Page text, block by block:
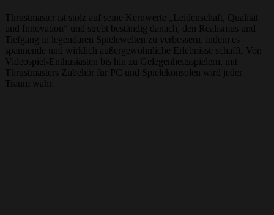
Thrustmaster ist stolz auf seine Kernwerte „Leidenschaft, Qualität
und Innovation“ und strebt beständig danach, den Realismus und
Tiefgang in legendären Spielewelten zu verbessern, indem es
spannende und wirklich außergewöhnliche Erlebnisse schafft. Von
Videospiel-Enthusiasten bis hin zu Gelegenheitsspielern, mit
Thrustmasters Zubehör für PC und Spielekonsolen wird jeder
Traum wahr.